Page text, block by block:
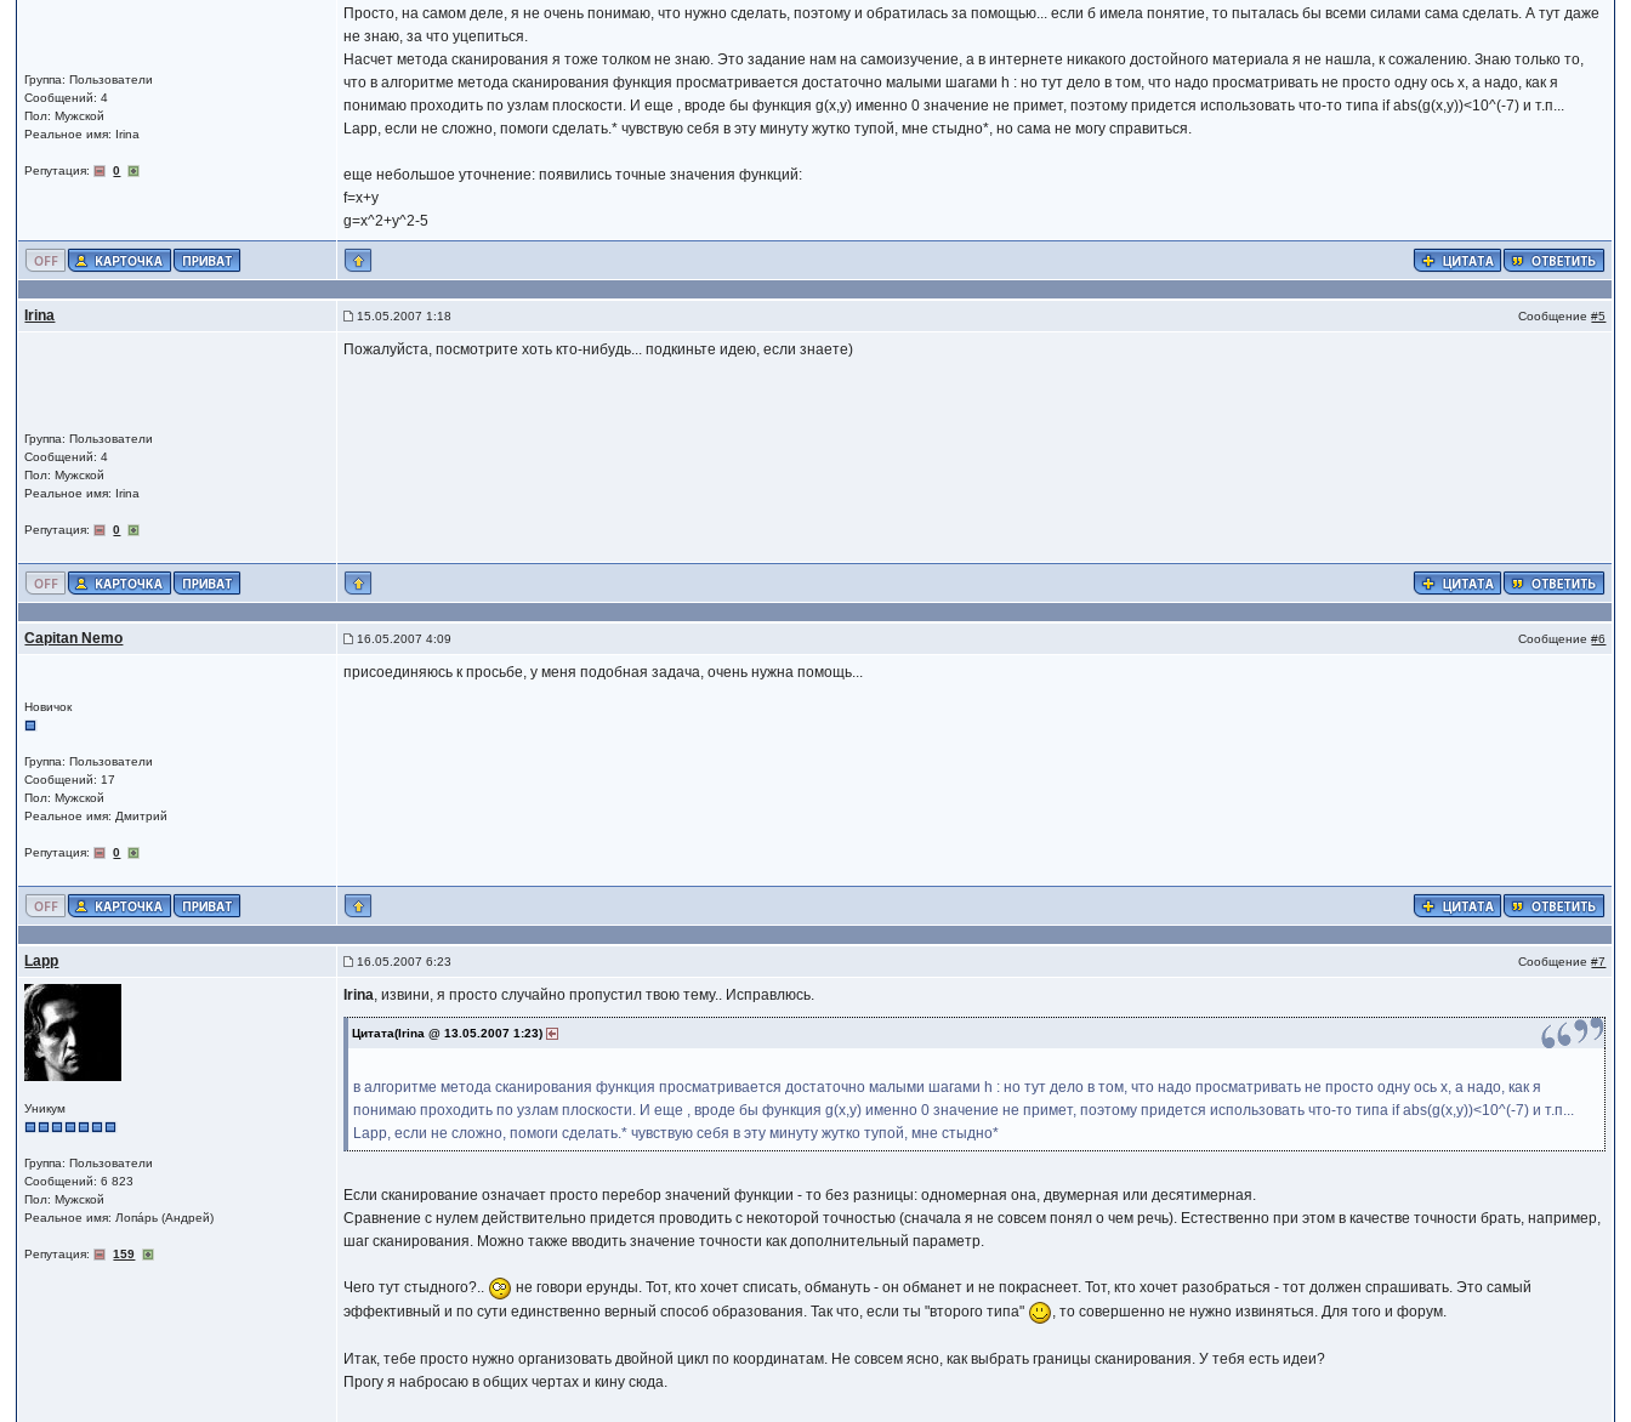
Группа: Пользователи
Сообщений: 4
Пол: Мужской
Реальное имя: Irina
Репутация: 0
Просто, на самом деле, я не очень понимаю, что нужно сделать, поэтому и обратилась за помощью... если б имела понятие, то пыталась бы всеми силами сама сделать. А тут даже
не знаю, за что уцепиться.
Насчет метода сканирования я тоже толком не знаю. Это задание нам на самоизучение, а в интернете никакого достойного материала я не нашла, к сожалению. Знаю только то,
что в алгоритме метода сканирования функция просматривается достаточно малыми шагами h : но тут дело в том, что надо просматривать не просто одну ось x, а надо, как я
понимаю проходить по узлам плоскости. И еще , вроде бы функция g(x,y) именно 0 значение не примет, поэтому придется использовать что-то типа if abs(g(x,y))<10^(-7) и т.п...
Lapp, если не сложно, помоги сделать.* чувствую себя в эту минуту жутко тупой, мне стыдно*, но сама не могу справиться.
еще небольшое уточнение: появились точные значения функций:
f=x+y
g=x^2+y^2-5
Irina 15.05.2007 1:18 Сообщение#5
Группа: Пользователи
Сообщений: 4
Пол: Мужской
Реальное имя: Irina
Репутация: 0
Пожалуйста, посмотрите хоть кто-нибудь... подкиньте идею, если знаете)
Capitan Nemo 16.05.2007 4:09 Сообщение#6
Новичок
Группа: Пользователи
Сообщений: 17
Пол: Мужской
Реальное имя: Дмитрий
Репутация: 0
присоединяюсь к просьбе, у меня подобная задача, очень нужна помощь...
Lapp 16.05.2007 6:23 Сообщение#7
Уникум
Группа: Пользователи
Сообщений: 6 823
Пол: Мужской
Реальное имя: Лопáрь (Андрей)
Репутация: 159
Irina, извини, я просто случайно пропустил твою тему.. Исправлюсь.
Цитата(Irina @ 13.05.2007 1:23)
в алгоритме метода сканирования функция просматривается достаточно малыми шагами h : но тут дело в том, что надо просматривать не просто одну ось x, а надо, как я
понимаю проходить по узлам плоскости. И еще , вроде бы функция g(x,y) именно 0 значение не примет, поэтому придется использовать что-то типа if abs(g(x,y))<10^(-7) и т.п...
Lapp, если не сложно, помоги сделать.* чувствую себя в эту минуту жутко тупой, мне стыдно*
Если сканирование означает просто перебор значений функции - то без разницы: одномерная она, двумерная или десятимерная.
Сравнение с нулем действительно придется проводить с некоторой точностью (сначала я не совсем понял о чем речь). Естественно при этом в качестве точности брать, например,
шаг сканирования. Можно также вводить значение точности как дополнительный параметр.
Чего тут стыдного?..
не говори ерунды. Тот, кто хочет списать, обмануть - он обманет и не покраснеет. Тот, кто хочет разобраться - тот должен спрашивать. Это самый
эффективный и по сути единственно верный способ образования. Так что, если ты "второго типа"
, то совершенно не нужно извиняться. Для того и форум.
Итак, тебе просто нужно организовать двойной цикл по координатам. Не совсем ясно, как выбрать границы сканирования. У тебя есть идеи?
Прогу я набросаю в общих чертах и кину сюда.